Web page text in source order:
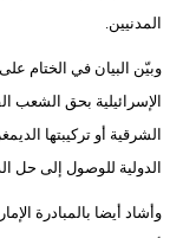
المدنيين.
وبيّن البيان في الختام
الإسرائيلية بحق الشعب
الشرقية أو تركيبتها
الدولية للوصول إلى حل
وأشاد أيضا بالمبادرة